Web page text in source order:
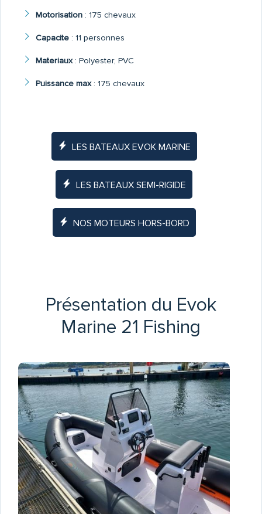
Motorisation: 175 chevaux
Capacite: 11 personnes
Materiaux: Polyester, PVC
Puissance max: 175 chevaux
LES BATEAUX EVOK MARINE
LES BATEAUX SEMI-RIGIDE
NOS MOTEURS HORS-BORD
Présentation du Evok
Marine 21 Fishing